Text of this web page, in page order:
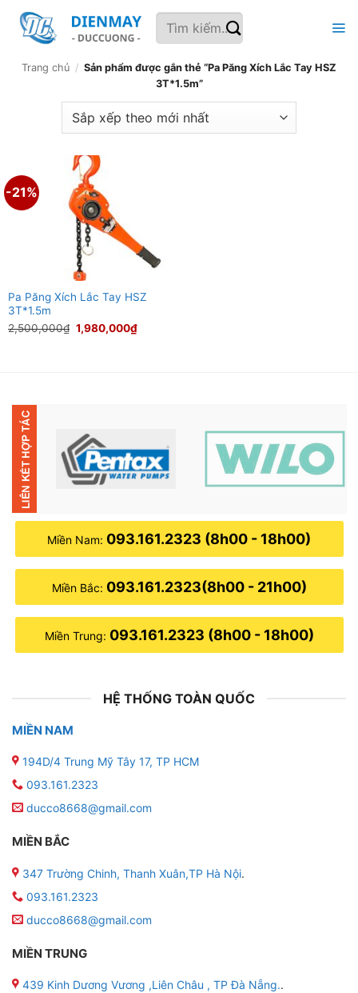
qua
dung
Tìm
kiếm:
Trang chủ / Sản phẩm được gắn thẻ “Pa Păng Xích Lắc Tay HSZ
3T*1.5m”
-21%
Pa Păng Xích Lắc Tay HSZ
3T*1.5m
2,500,000₫ Giá
gốc
1,980,000₫Giá
Miền Nam: 093.161.2323 (8h00 - 18h00)
Miền Bắc: 093.161.2323(8h00 - 21h00)
Miền Trung: 093.161.2323 (8h00 - 18h00)
HỆ THỐNG TOÀN QUỐC
MIỀN NAM
194D/4 Trung Mỹ Tây 17, TP HCM
093.161.2323
ducco8668@gmail.com
MIỀN BẮC
347 Trường Chinh, Thanh Xuân,TP Hà Nội.
093.161.2323
ducco8668@gmail.com
MIỀN TRUNG
439 Kinh Dương Vương ,Liên Châu , TP Đà Nẵng..